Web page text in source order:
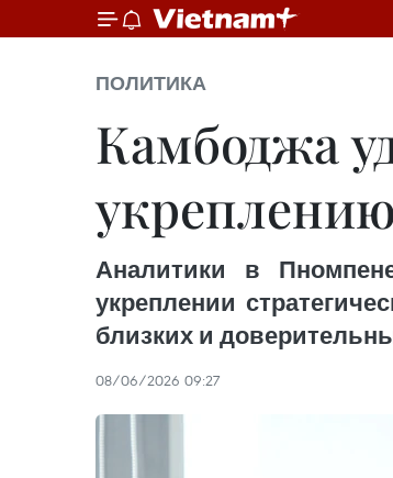
ПОЛИТИКА
Камбоджа
Аналитики в
укреплении
близких и
08/06/2026 09:27